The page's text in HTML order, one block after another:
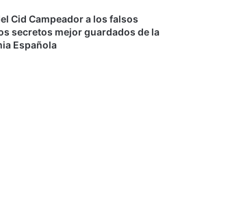
Cid Campeador a los falsos
secretos mejor guardados de la
Española